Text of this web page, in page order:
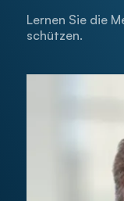
Lernen Sie die
schützen.